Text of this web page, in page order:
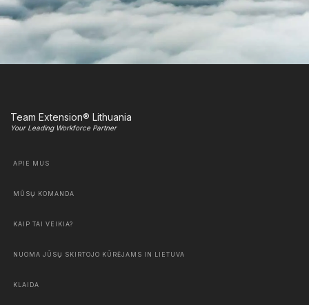
Team Extension® Lithuania
Your Leading Workforce Partner
APIE MUS
MŪSŲ KOMANDA
KAIP TAI VEIKIA?
NUOMA JŪSŲ SKIRTOJO KŪRĖJAMS IN LIETUVA
KLAIDA